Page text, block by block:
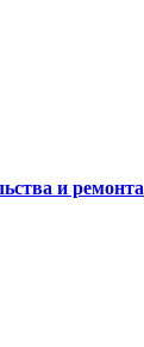
и ремонта